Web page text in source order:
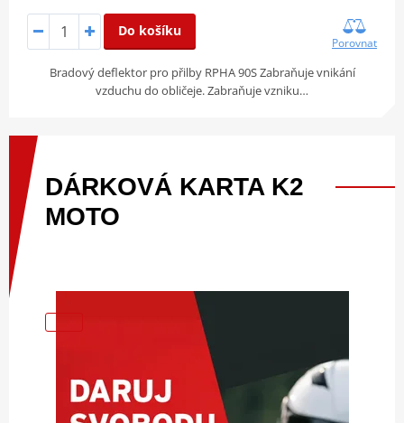
Do košíku
Porovnat
Bradový deflektor pro přilby RPHA 90S Zabraňuje vnikání
vzduchu do obličeje. Zabraňuje vzniku…
DÁRKOVÁ KARTA K2
MOTO